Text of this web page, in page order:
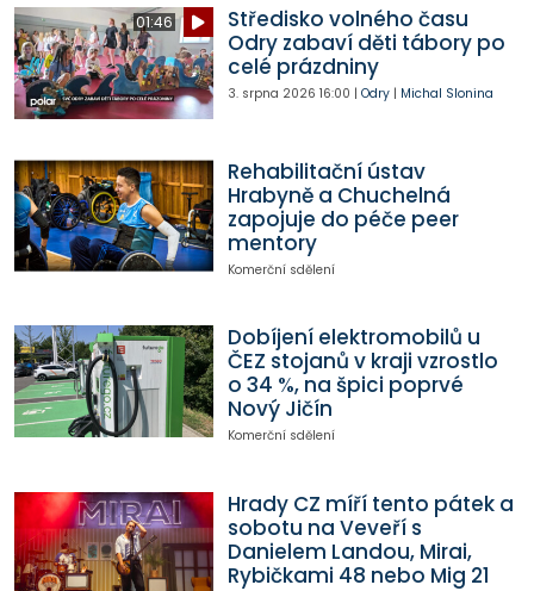
01:46
Středisko volného času
Odry zabaví děti tábory po
celé prázdniny
3. srpna 2026 16:00 | Odry| Michal Slonina
Rehabilitační ústav
Hrabyně a Chuchelná
zapojuje do péče peer
mentory
Komerční sdělení
Dobíjení elektromobilů u
ČEZ stojanů v kraji vzrostlo
o 34 %, na špici poprvé
Nový Jičín
Komerční sdělení
Hrady CZ míří tento pátek a
sobotu na Veveří s
Danielem Landou, Mirai,
Rybičkami 48 nebo Mig 21